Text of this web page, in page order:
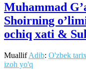
Muhammad
Shoirning
ochiq xati &
MuallifAdib: O'zbek
izoh yo'q